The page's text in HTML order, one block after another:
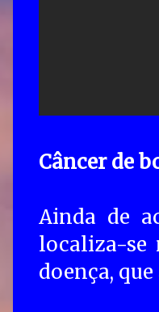
Câncer de
Ainda de
localiza-se
doença,